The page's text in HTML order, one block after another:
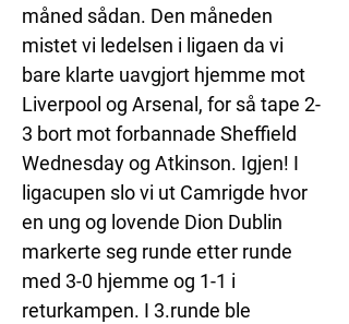
måned sådan. Den måneden
mistet vi ledelsen i ligaen da vi
bare klarte uavgjort hjemme mot
Liverpool og Arsenal, for så tape 2-
3 bort mot forbannade Sheffield
Wednesday og Atkinson. Igjen! I
ligacupen slo vi ut Camrigde hvor
en ung og lovende Dion Dublin
markerte seg runde etter runde
med 3-0 hjemme og 1-1 i
returkampen. I 3.runde ble